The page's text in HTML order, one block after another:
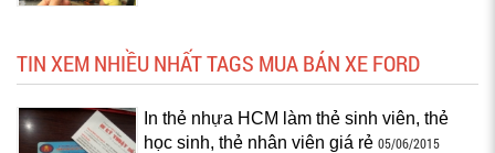
TIN XEM NHIỀU NHẤT TAGS MUA BÁN XE FORD
In thẻ nhựa HCM làm thẻ sinh viên, thẻ
học sinh, thẻ nhân viên giá rẻ 05/06/2015